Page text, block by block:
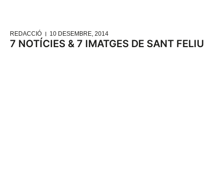
REDACCIÓ 10 DESEMBRE, 2014
7 NOTÍCIES & 7 IMATGES DE SANT FELIU